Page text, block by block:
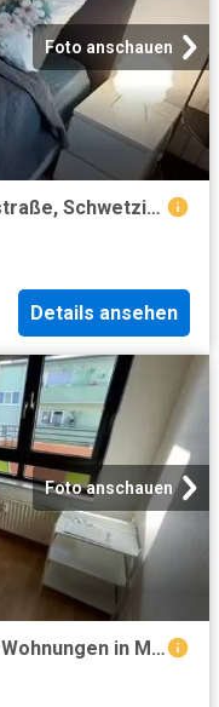
Foto anschauen
1 Zimmer Wohnung in Traitteurstraße, Schwetzingerstadt
Details ansehen
Foto anschauen
1 Zimmer 38 m² 500 € Kaltmiete Wohnungen in Mannheim Osts.